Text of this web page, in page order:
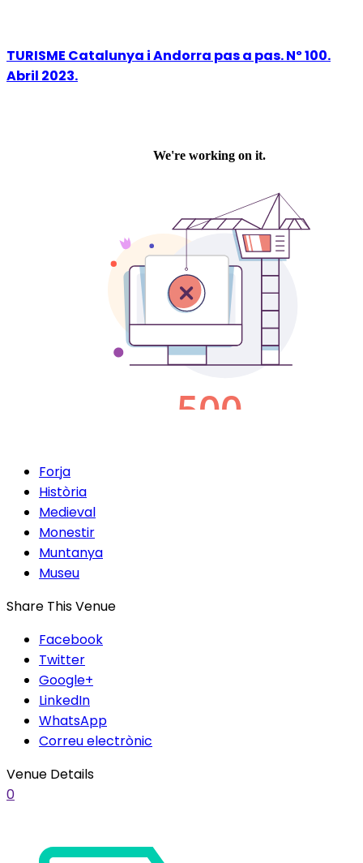
TURISME Catalunya i Andorra pas a pas. Nº 100.
Abril 2023.
Forja
Història
Medieval
Monestir
Muntanya
Museu
Share This Venue
Facebook
Twitter
Google+
LinkedIn
WhatsApp
Correu electrònic
Venue Details
0